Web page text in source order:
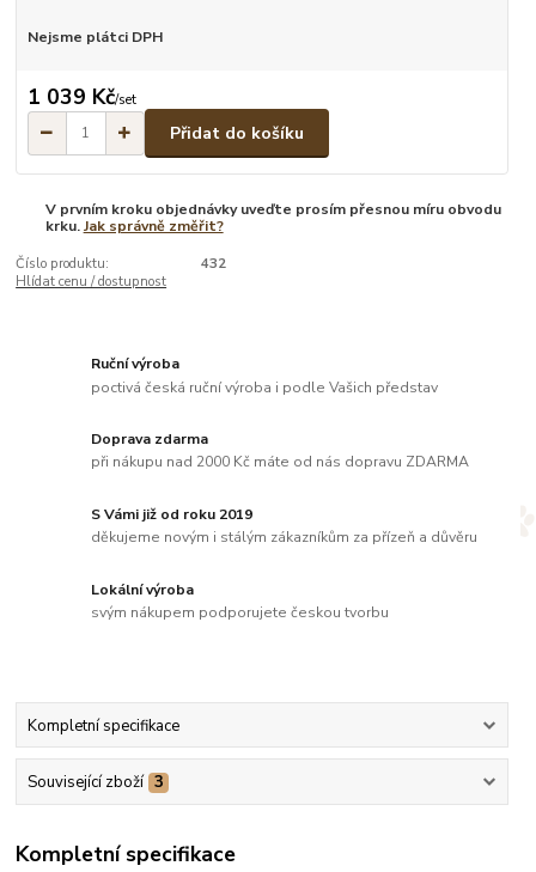
Nejsme plátci DPH
1 039 Kč/set
Přidat do košíku
V prvním kroku objednávky uveďte prosím přesnou míru obvodu
krku.Jak správně změřit?
Číslo produktu:
432
Hlídat cenu / dostupnost
Ruční výroba
poctivá česká ruční výroba i podle Vašich představ
Doprava zdarma
při nákupu nad 2000 Kč máte od nás dopravu ZDARMA
S Vámi již od roku 2019
děkujeme novým i stálým zákazníkům za přízeň a důvěru
Lokální výroba
svým nákupem podporujete českou tvorbu
Kompletní specifikace
Související zboží 3
Kompletní specifikace